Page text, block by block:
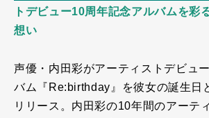
トデビュー10周年記念アルバムを彩
想い
声優・内田彩がアーティストデビュ
バム『Re:birthday』を彼女の誕生日
リリース。内田彩の10年間のアーテ